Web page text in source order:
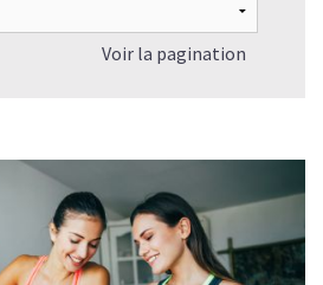
GLACÉ, SANS LE SUCRE EN
Voir la pagination